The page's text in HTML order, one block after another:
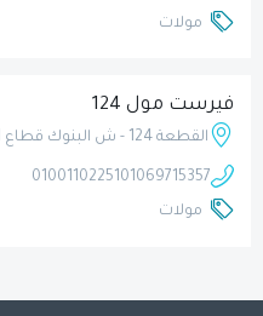
مولات
فيرست مول 124
القطعة 124 - ش البنوك قطاع 1 - مركز المدينة, التجمع الخامس -
01069715357
01001102251
مولات